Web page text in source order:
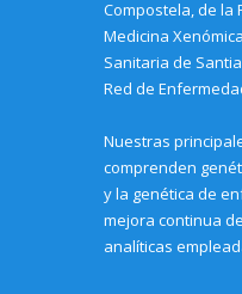
Compostela, de la
Medicina
Sanitaria de
Red de
Nuestras
comprenden
y la genética de
mejora continua
analíticas